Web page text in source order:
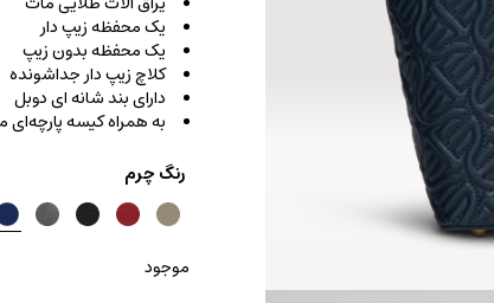
یک محفظه زیپ دار
یک محفظه بدون زیپ
کلاچ زیپ دار جداشونده
دارای بند شانه ای دوبل
به همراه کیسه
رنگ چرم
موجود